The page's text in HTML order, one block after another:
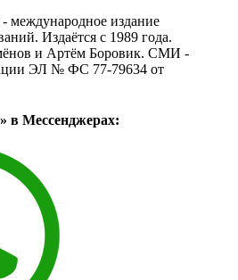
международное издание
Издаётся с 1989 года.
и Артём Боровик. CМИ -
ЭЛ № ФС 77-79634 от
в Мессенджерах: